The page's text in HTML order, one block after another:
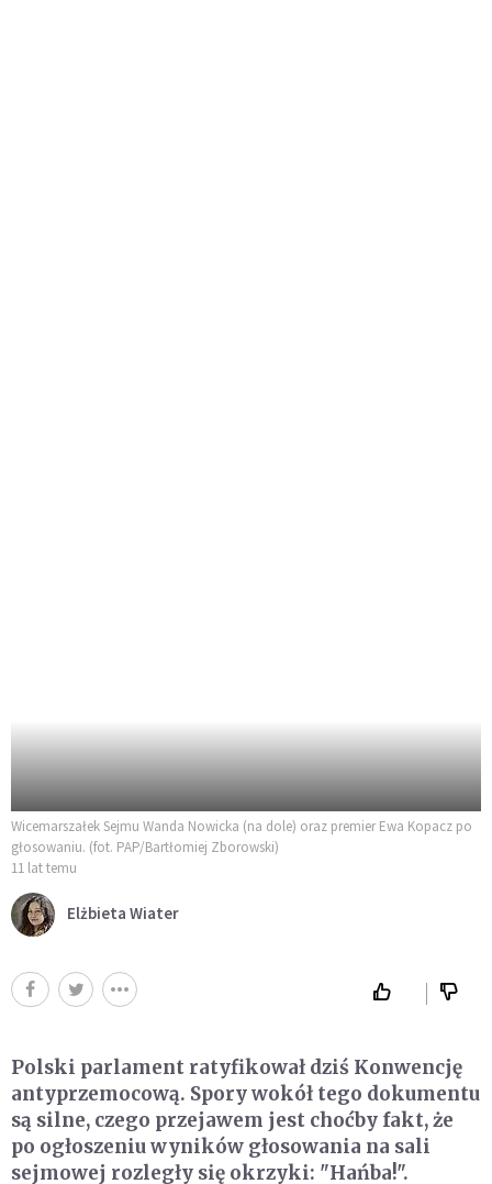
Wicemarszałek Sejmu Wanda Nowicka (na dole) oraz premier Ewa Kopacz po
głosowaniu. (fot. PAP/Bartłomiej Zborowski)
11 lat temu
Elżbieta Wiater
Polski parlament ratyfikował dziś Konwencję
antyprzemocową. Spory wokół tego dokumentu
są silne, czego przejawem jest choćby fakt, że
po ogłoszeniu wyników głosowania na sali
sejmowej rozległy się okrzyki: "Hańba!".